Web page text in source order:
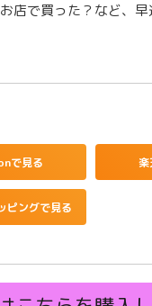
店で買った？など、早
で見る 楽
ピングで見る